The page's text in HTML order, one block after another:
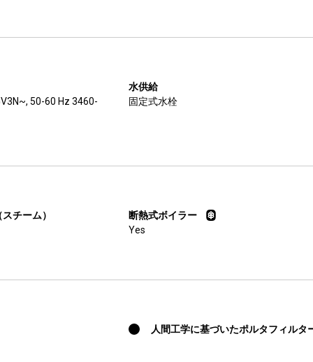
50-60 Hz 3460-
水供給
固定式水栓
チーム）
断熱式ボイラー
Yes
人間工学に基づいたポルタフィルタ